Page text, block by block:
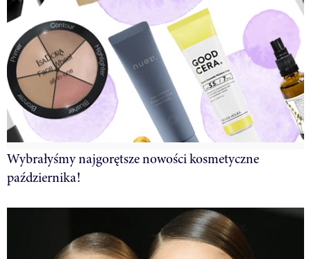
Wybrałyśmy najgorętsze nowości kosmetyczne
października!